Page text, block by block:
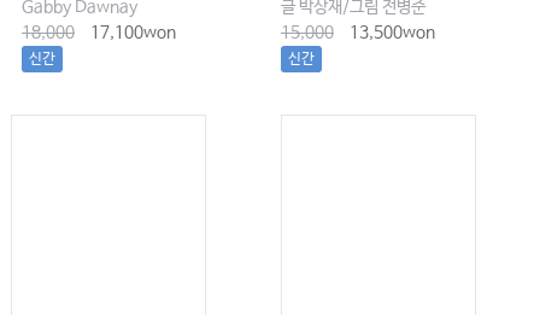
Gabby Dawnay
18,000
17,100won
신간
글 박상재/그림 전병준
15,000
13,500won
신간